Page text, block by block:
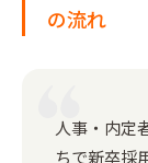
の流れ
人事・内定
ちで新卒採